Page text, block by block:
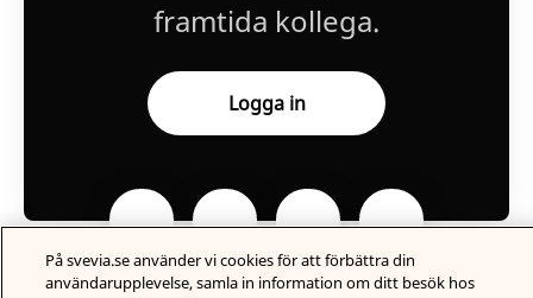
framtida kollega.
Logga in
På svevia.se använder vi cookies för att förbättra din
användarupplevelse, samla in information om ditt besök hos